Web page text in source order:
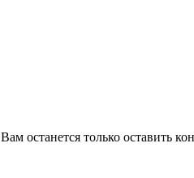
останется только оставить